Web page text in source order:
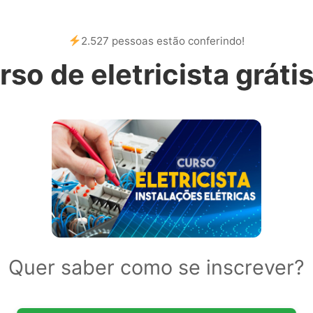
2.527 pessoas estão conferindo!
de eletricista
Quer saber como se inscrever?